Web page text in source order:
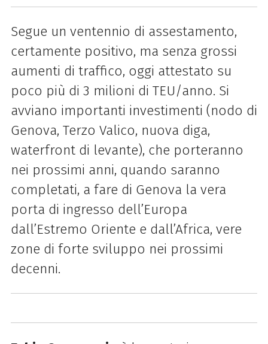
Segue un ventennio di assestamento,
certamente positivo, ma senza grossi
aumenti di traffico, oggi attestato su
poco più di 3 milioni di TEU/anno. Si
avviano importanti investimenti (nodo di
Genova, Terzo Valico, nuova diga,
waterfront di levante), che porteranno
nei prossimi anni, quando saranno
completati, a fare di Genova la vera
porta di ingresso dell’Europa
dall’Estremo Oriente e dall’Africa, vere
zone di forte sviluppo nei prossimi
decenni.